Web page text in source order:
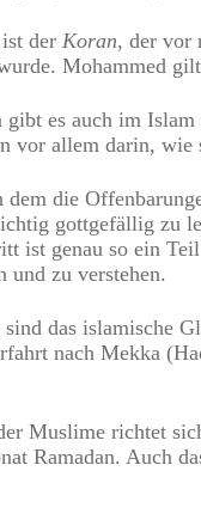
ist der Koran, der vor
Mohammed
es auch im
vor allem darin,
die
gottgefällig zu
ist genau so ein
und zu verstehen.
sind das islamische
nach Mekka
Muslime richtet
Ramadan. Auch